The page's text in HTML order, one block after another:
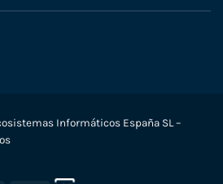
Informáticos España SL –